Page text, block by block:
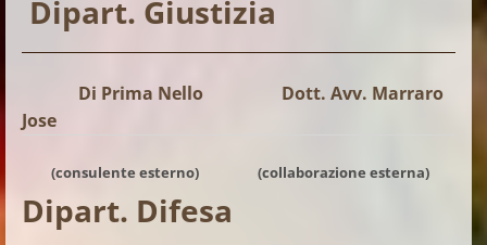
Dipart. Giustizia
Di Prima Nello Dott. Avv. Marraro
Jose
(consulente esterno) (collaborazione esterna)
Dipart. Difesa